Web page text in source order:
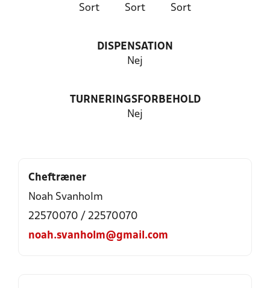
Sort Sort Sort
DISPENSATION
Nej
TURNERINGSFORBEHOLD
Nej
Cheftræner
Noah Svanholm
22570070 / 22570070
noah.svanholm@gmail.com